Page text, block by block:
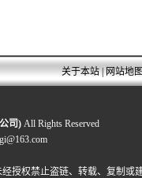
关于本站|网站地
司) All Rights Reserved
授权禁止盗链、转载、复制或